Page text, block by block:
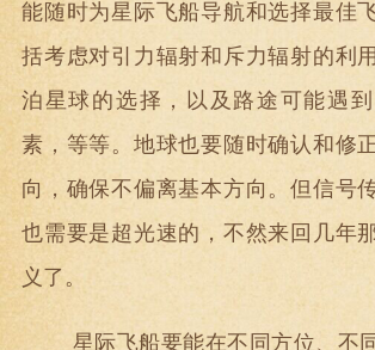
能随时为星际飞船导航和选择最佳
括考虑对引力辐射和斥力辐射的利
泊星球的选择，以及路途可能遇
素，等等。地球也要随时确认和修
向，确保不偏离基本方向。但信号
也需要是超光速的，不然来回几年
义了。
星际飞船要能在不同方位、不